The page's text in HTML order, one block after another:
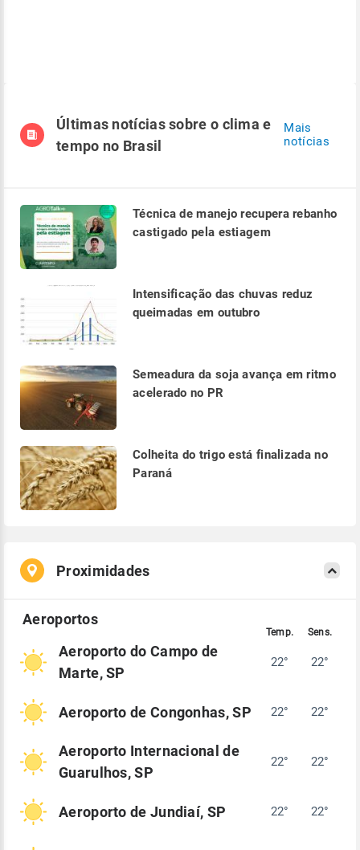
Últimas notícias sobre o clima e
tempo no Brasil
Mais
notícias
Técnica de manejo recupera rebanho
castigado pela estiagem
Intensificação das chuvas reduz
queimadas em outubro
Semeadura da soja avança em ritmo
acelerado no PR
Colheita do trigo está finalizada no
Paraná
Proximidades
Aeroporto do Campo de
Marte, SP
22° 22°
Aeroporto de Congonhas, SP 22° 22°
Aeroporto Internacional de
Guarulhos, SP
22° 22°
Aeroporto de Jundiaí, SP 22° 22°